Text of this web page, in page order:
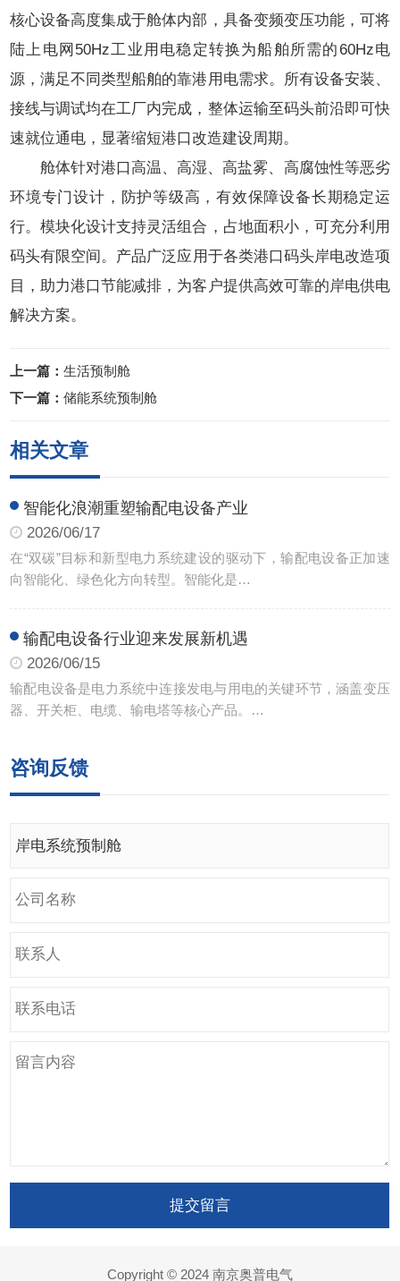
核心设备高度集成于舱体内部，具备变频变压功能，可将
陆上电网50Hz工业用电稳定转换为船舶所需的60Hz电
源，满足不同类型船舶的靠港用电需求。所有设备安装、
接线与调试均在工厂内完成，整体运输至码头前沿即可快
速就位通电，显著缩短港口改造建设周期。
舱体针对港口高温、高湿、高盐雾、高腐蚀性等恶劣
环境专门设计，防护等级高，有效保障设备长期稳定运
行。模块化设计支持灵活组合，占地面积小，可充分利用
码头有限空间。 产品广泛应用于各类港口码头岸电改造项
目，助力港口节能减排，为客户提供高效可靠的岸电供电
解决方案。
上一篇：生活预制舱
下一篇：储能系统预制舱
相关文章
智能化浪潮重塑输配电设备产业
2026/06/17
在“双碳”目标和新型电力系统建设的驱动下，输配电设备正加速
向智能化、绿色化方向转型。智能化是…
输配电设备行业迎来发展新机遇
2026/06/15
输配电设备是电力系统中连接发电与用电的关键环节，涵盖变压
器、开关柜、电缆、输电塔等核心产品。…
咨询反馈
Copyright © 2024 南京奥普电气